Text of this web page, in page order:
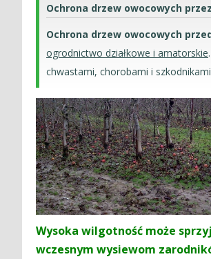
Ochrona drzew owocowych
Ochrona drzew owocowych
ogrodnictwo działkowe i amatorskie
chwastami, chorobami i
Wysoka wilgotność może
wczesnym wysiewom